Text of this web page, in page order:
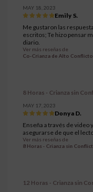
MAY 18, 2023
Emily S.
Me gustaron las
escritos; Te hizo pensar
diario.
Ver más reseñas de
Co-Crianza de Alto
8 Horas - Crianza sin
MAY 17, 2023
Donya D.
Enseña a través de video
asegurarse de que el
Ver más reseñas de
8 Horas - Crianza sin
12 Horas - Crianza sin